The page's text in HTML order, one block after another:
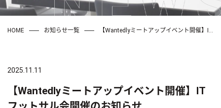
HOME お知らせ一覧 【Wantedlyミートアップイベント開催】ITフットサル会開催のお知らせ
2025.11.11
【Wantedlyミートアップイベント開催】IT